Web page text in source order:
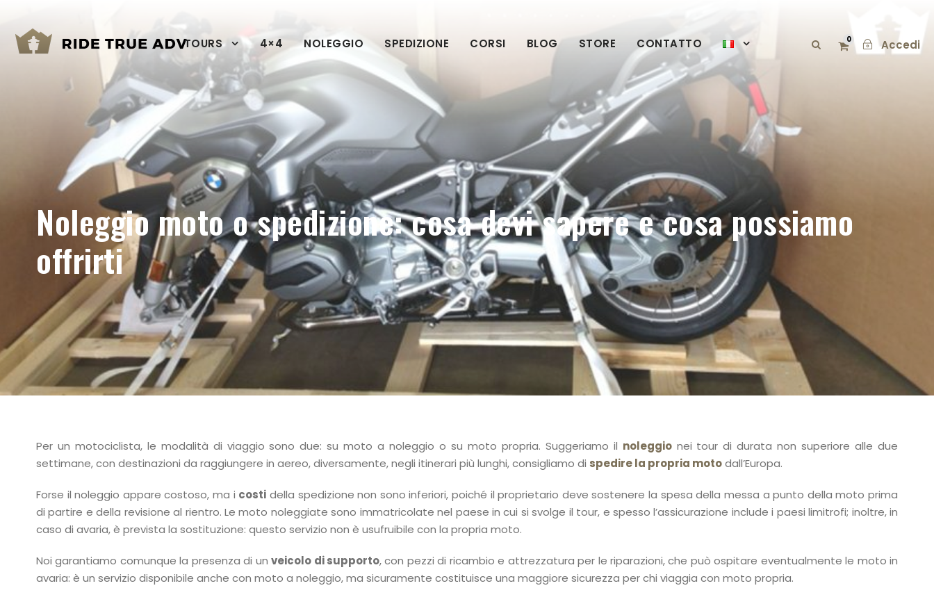
TOURS 4×4 NOLEGGIO SPEDIZIONE CORSI BLOG STORE CONTATTO 0 Accedi
Noleggio moto o spedizione: cosa devi sapere e cosa possiamo
offrirti
Per un motociclista, le modalità di viaggio sono due: su moto a noleggio o su moto propria. Suggeriamo il noleggionei tour di durata non superiore alle due
settimane, con destinazioni da raggiungere in aereo, diversamente, negli itinerari più lunghi, consigliamo di spedire la propria motodall’Europa.
Forse il noleggio appare costoso, ma i costi della spedizione non sono inferiori, poiché il proprietario deve sostenere la spesa della messa a punto della moto prima
di partire e della revisione al rientro. Le moto noleggiate sono immatricolate nel paese in cui si svolge il tour, e spesso l’assicurazione include i paesi limitrofi; inoltre, in
caso di avaria, è prevista la sostituzione: questo servizio non è usufruibile con la propria moto.
Noi garantiamo comunque la presenza di unveicolo di supporto, con pezzi di ricambio e attrezzatura per le riparazioni, che può ospitare eventualmente le moto in
avaria: è un servizio disponibile anche con moto a noleggio, ma sicuramente costituisce una maggiore sicurezza per chi viaggia con moto propria.